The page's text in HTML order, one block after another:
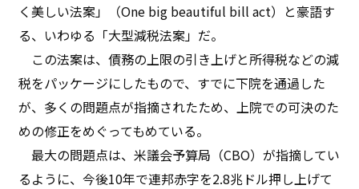
く美しい法案」（One big beautiful bill act）と豪語す
る、いわゆる「大型減税法案」だ。
この法案は、債務の上限の引き上げと所得税などの減
税をパッケージにしたもので、すでに下院を通過した
が、多くの問題点が指摘されたため、上院での可決のた
めの修正をめぐってもめている。
最大の問題点は、米議会予算局（CBO）が指摘してい
るように、今後10年で連邦赤字を2.8兆ドル押し上げて